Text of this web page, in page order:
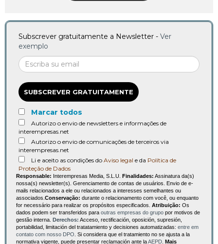
Subscrever gratuitamente a Newsletter - Ver
exemplo
SUBSCREVER GRATUITAMENTE
Marcar todos
Autorizo o envio de newsletters e informações de
interempresas.net
Autorizo o envio de comunicações de terceiros via
interempresas.net
Li e aceito as condições do Aviso legal e da Política de
Proteção de Dados
Responsable: Interempresas Media, S.L.U. Finalidades: Assinatura da(s)
nossa(s) newsletter(s). Gerenciamento de contas de usuários. Envio de e-
mails relacionados a ele ou relacionados a interesses semelhantes ou
associados. Conservação: durante o relacionamento com você, ou enquanto
for necessário para realizar os propósitos especificados. Atribuição: Os
dados podem ser transferidos para outras empresas do grupo por motivos de
gestão interna. Derechos: Acceso, rectificación, oposición, supresión,
portabilidad, limitación del tratatamiento y decisiones automatizadas: entre em
contato com nosso DPO . Si considera que el tratamiento no se ajusta a la
normativa vigente, puede presentar reclamación ante laAEPD Mais